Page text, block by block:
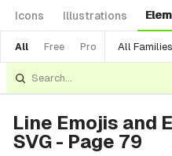
Icons Illustrations
All Free Pro All Families
Line Emojis and
SVG - Page 79